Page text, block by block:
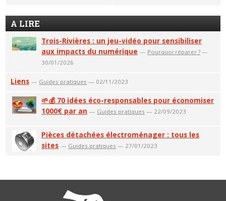
A LIRE
Trois-Rivières : un jeu-vidéo pour sensibiliser
aux impacts du numérique — Pourquoi réparer ? —
30/01/2026
Liens — Guides pratiques — 02/11/2023
🌱💰 70 idées éco-responsables pour économiser
1000€ par an — Guides pratiques — 22/09/2023
Pièces détachées électroménager : tous les
sites — Guides pratiques — 27/01/2023